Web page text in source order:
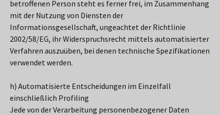
betroffenen Person steht es ferner frei, im Zusammenhang
mit der Nutzung von Diensten der
Informationsgesellschaft, ungeachtet der Richtlinie
2002/58/EG, ihr Widerspruchsrecht mittels automatisierter
Verfahren auszuüben, bei denen technische Spezifikationen
verwendet werden.
h) Automatisierte Entscheidungen im Einzelfall
einschließlich Profiling
Jede von der Verarbeitung personenbezogener Daten